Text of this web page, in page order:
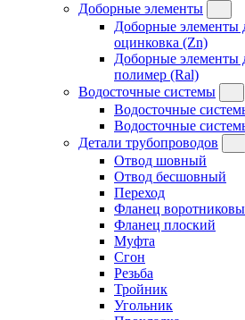
Доборные элементы
Доборные элементы
оцинковка (Zn)
Доборные элементы
полимер (Ral)
Водосточные системы
Водосточные
Водосточные
Детали трубопроводов
Отвод шовный
Отвод бесшовный
Переход
Фланец
Фланец плоский
Муфта
Сгон
Резьба
Тройник
Угольник